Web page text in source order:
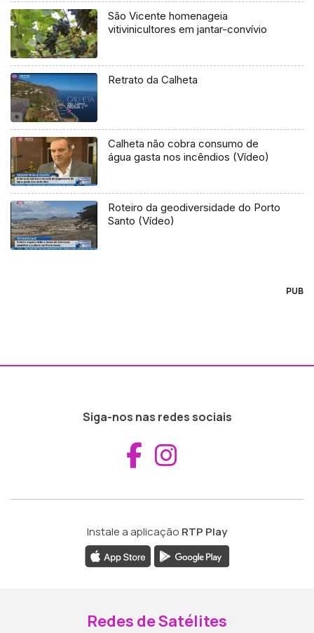
São Vicente homenageia
vitivinicultores em jantar-convívio
Retrato da Calheta
Calheta não cobra consumo de
água gasta nos incêndios (Vídeo)
Roteiro da geodiversidade do Porto
Santo (Vídeo)
PUB
Siga-nos nas redes sociais
Aceder ao
Instale a aplicação RTP Play
Redes de Satélites